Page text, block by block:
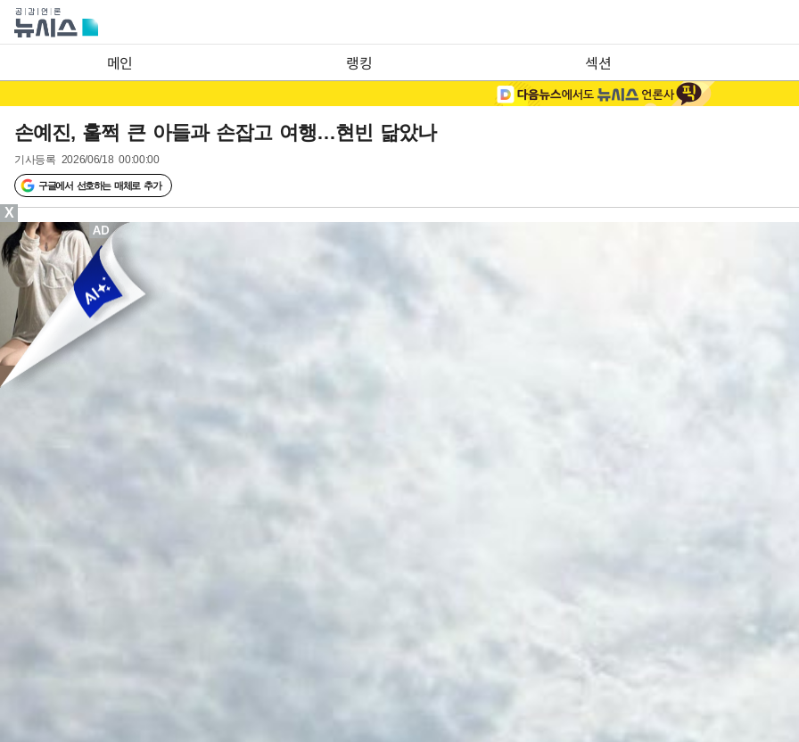
메인 랭킹 섹션
손예진, 훌쩍 큰 아들과 손잡고 여행…현빈 닮았나
기사등록 2026/06/18 00:00:00
구글에서 선호하는 매체로 추가
X